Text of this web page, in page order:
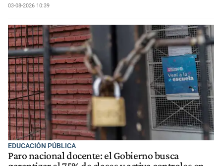
03-08-2026 10:39
EDUCACIÓN PÚBLICA
Paro nacional docente: el Gobierno busca